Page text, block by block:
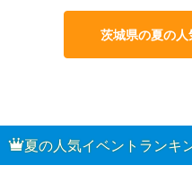
茨城県の夏の
夏の人気イベントランキ